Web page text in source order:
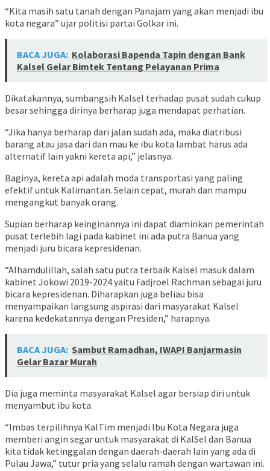
“Kita masih satu tanah dengan Panajam yang akan menjadi ibu
kota negara” ujar politisi partai Golkar ini.
BACA JUGA: Kolaborasi Bapenda Tapin dengan Bank
Kalsel Gelar Bimtek Tentang Pelayanan Prima
Dikatakannya, sumbangsih Kalsel terhadap pusat sudah cukup
besar sehingga dirinya berharap juga mendapat perhatian.
“Jika hanya berharap dari jalan sudah ada, maka diatribusi
barang atau jasa dari dan mau ke ibu kota lambat harus ada
alternatif lain yakni kereta api,” jelasnya.
Baginya, kereta api adalah moda transportasi yang paling
efektif untuk Kalimantan. Selain cepat, murah dan mampu
mengangkut banyak orang.
Supian berharap keinginannya ini dapat diaminkan pemerintah
pusat terlebih lagi pada kabinet ini ada putra Banua yang
menjadi juru bicara kepresidenan.
“Alhamdulillah, salah satu putra terbaik Kalsel masuk dalam
kabinet Jokowi 2019-2024 yaitu Fadjroel Rachman sebagai juru
bicara kepresidenan. Diharapkan juga beliau bisa
menyampaikan langsung aspirasi dari masyarakat Kalsel
karena kedekatannya dengan Presiden,” harapnya.
BACA JUGA: Sambut Ramadhan, IWAPI Banjarmasin
Gelar Bazar Murah
Dia juga meminta masyarakat Kalsel agar bersiap diri untuk
menyambut ibu kota.
“Imbas terpilihnya KalTim menjadi Ibu Kota Negara juga
memberi angin segar untuk masyarakat di KalSel dan Banua
kita tidak ketinggalan dengan daerah-daerah lain yang ada di
Pulau Jawa,” tutur pria yang selalu ramah dengan wartawan ini.